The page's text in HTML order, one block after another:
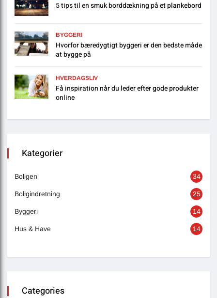
5 tips til en smuk borddækning på et plankebord
BYGGERI
Hvorfor bæredygtigt byggeri er den bedste måde
at bygge på
HVERDAGSLIV
Få inspiration når du leder efter gode produkter
online
Kategorier
Boligen 34
Boligindretning 25
Byggeri 14
Hus & Have 14
Categories